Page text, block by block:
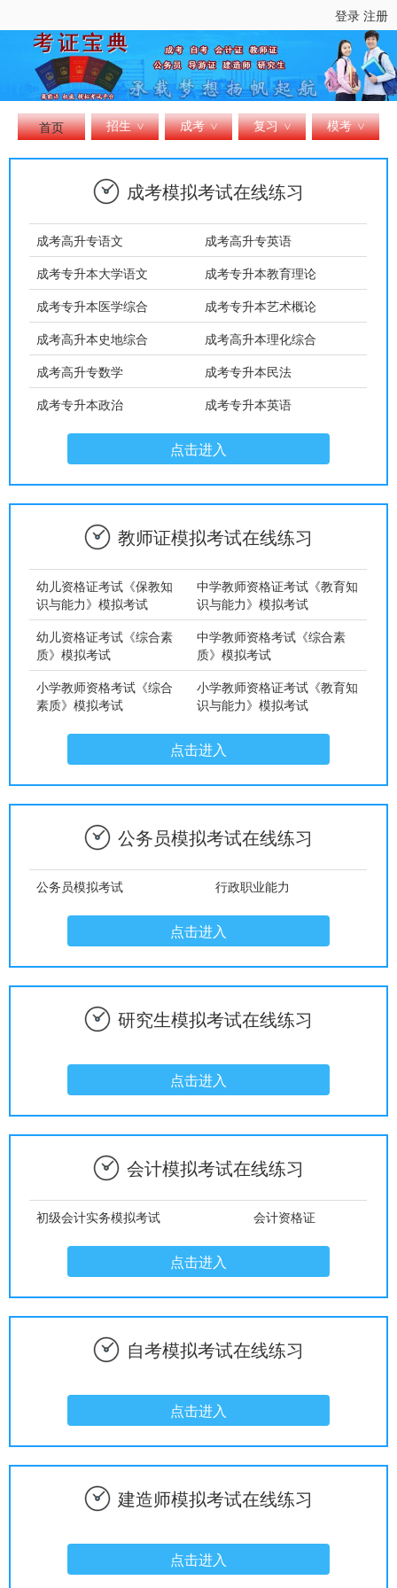
登录 注册
首页 招生 > 成考 > 复习 > 模考 >
成考模拟考试在线练习
成考高升专语文
成考高升专英语
成考专升本大学语文
成考专升本教育理论
成考专升本医学综合
成考专升本艺术概论
成考高升本史地综合
成考高升本理化综合
成考高升专数学
成考专升本民法
成考专升本政治
成考专升本英语
点击进入
教师证模拟考试在线练习
幼儿资格证考试《保教知
识与能力》模拟考试
中学教师资格证考试《教育知
识与能力》模拟考试
幼儿资格证考试《综合素
质》模拟考试
中学教师资格考试《综合素
质》模拟考试
小学教师资格考试《综合
素质》模拟考试
小学教师资格证考试《教育知
识与能力》模拟考试
点击进入
公务员模拟考试在线练习
公务员模拟考试 行政职业能力
点击进入
研究生模拟考试在线练习
点击进入
会计模拟考试在线练习
初级会计实务模拟考试 会计资格证
点击进入
自考模拟考试在线练习
点击进入
建造师模拟考试在线练习
点击进入